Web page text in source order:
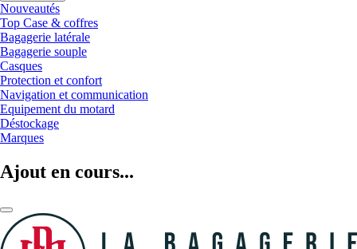
Nouveautés
Top Case & coffres
Bagagerie latérale
Bagagerie souple
Casques
Protection et confort
Navigation et communication
Equipement du motard
Déstockage
Marques
Ajout en cours...